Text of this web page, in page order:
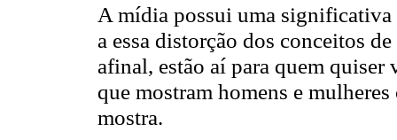
A mídia possui uma significativa
a essa distorção dos conceitos de
afinal, estão aí para quem
que mostram homens e
mostra.